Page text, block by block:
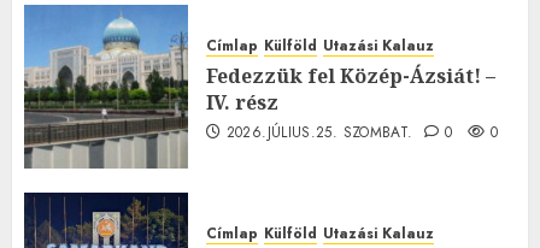
Címlap Külföld Utazási Kalauz
Fedezzük fel Közép-Ázsiát! –
IV. rész
2026.JÚLIUS.25. SZOMBAT. 0 0
Címlap Külföld Utazási Kalauz